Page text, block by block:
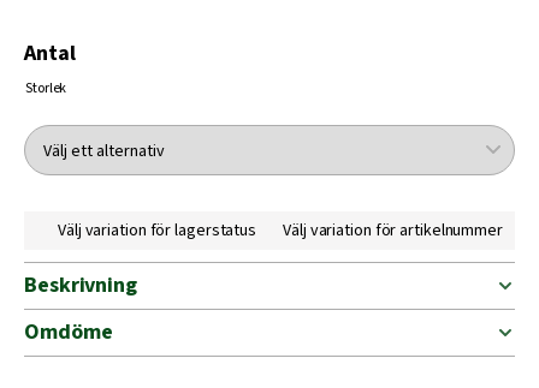
Antal
Storlek
Välj variation för lagerstatus Välj variation för artikelnummer
Beskrivning
Omdöme